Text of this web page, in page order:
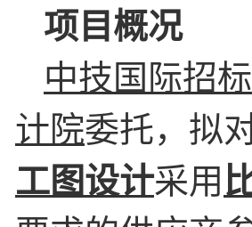
项目概况
中技国际招
计院委托，拟
工图设计采用